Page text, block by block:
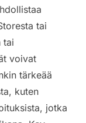
tai
tai
voivat
tärkeää
kuten
jotka